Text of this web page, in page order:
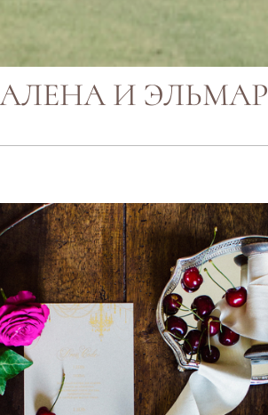
АЛЕНА И ЭЛЬМАР